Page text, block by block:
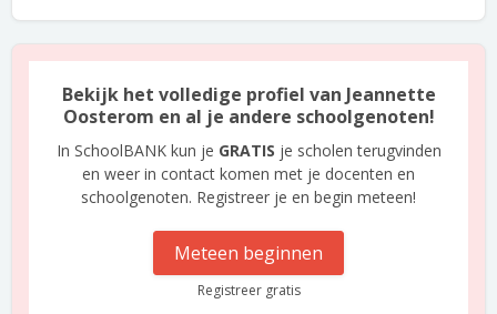
Bekijk het volledige profiel van Jeannette
Oosterom en al je andere schoolgenoten!
In SchoolBANK kun je GRATIS je scholen terugvinden
en weer in contact komen met je docenten en
schoolgenoten. Registreer je en begin meteen!
Meteen beginnen
Registreer gratis